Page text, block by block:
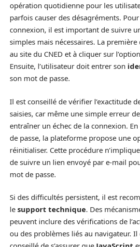
opération quotidienne pour les
parfois causer des désagréments.
connexion, il est important de suivre
simples mais nécessaires. La première
au site du CNED et à cliquer sur
Ensuite, l’utilisateur doit entrer son
son mot de passe.
Il est conseillé de vérifier l’exactitude
saisies, car même une simple erreur
entraîner un échec de la connexion.
de passe, la plateforme propose une
réinitialiser. Cette procédure
de suivre un lien envoyé par e-mail
mot de passe.
Si des difficultés persistent, il est
le support technique. Des
peuvent inclure des vérifications de
ou des problèmes liés au navigateur.